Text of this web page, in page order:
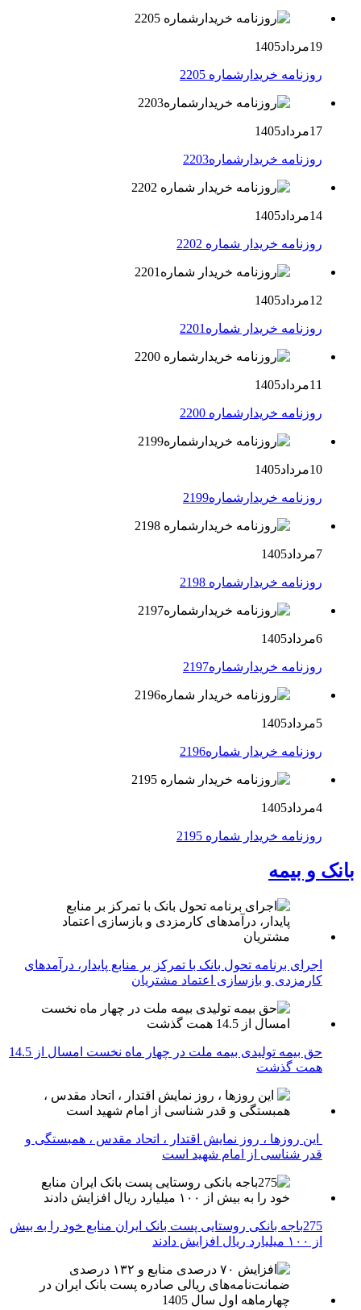
19مرداد1405
روزنامه خریدارشماره 2205
17مرداد1405
روزنامه خریدارشماره2203
14مرداد1405
روزنامه خریدار شماره 2202
12مرداد1405
روزنامه خریدار شماره2201
11مرداد1405
روزنامه خریدارشماره 2200
10مرداد1405
روزنامه خریدارشماره2199
7مرداد1405
روزنامه خریدارشماره 2198
6مرداد1405
روزنامه خریدارشماره2197
5مرداد1405
روزنامه خریدار شماره2196
4مرداد1405
روزنامه خریدار شماره 2195
بانک و بیمه
اجرای برنامه تحول بانک با تمرکز بر منابع پایدار، درآمدهای
کارمزدی و بازسازی اعتماد مشتریان
حق بیمه تولیدی بیمه ملت در چهار ماه نخست امسال از 14.5
همت گذشت
این روزها ، روز نمایش اقتدار ، اتحاد مقدس ، همبستگی و
قدر شناسی از امام شهید است
275باجه بانکی روستایی پست بانک ایران منابع خود را به بیش
از ۱۰۰ میلیارد ریال افزایش دادند